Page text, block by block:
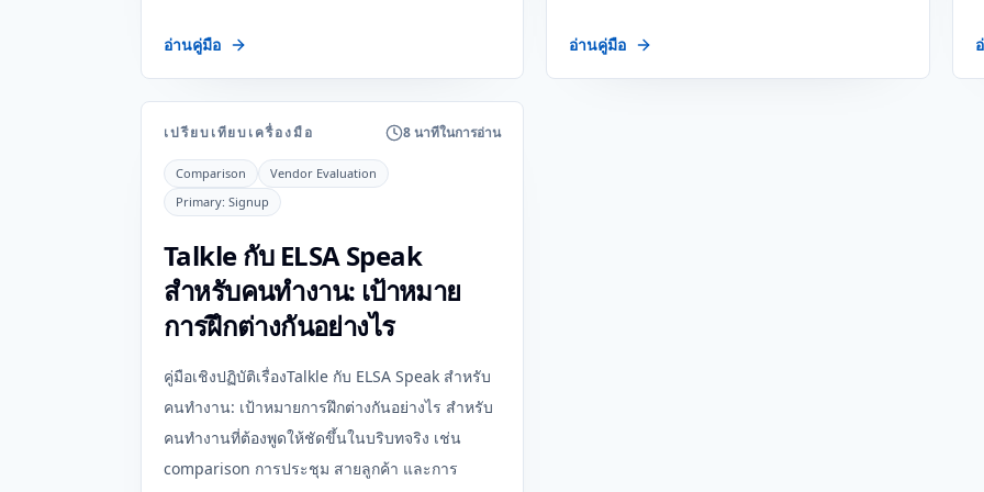
อ่านคู่มือ อ่านคู่มือ
เปรียบเทียบเครื่องมือ 8 นาทีในการอ่าน
Comparison
Vendor Evaluation
Primary: Signup
Talkle กับ ELSA Speak
สำหรับคนทำงาน: เป้าหมาย
การฝึกต่างกันอย่างไร
คู่มือเชิงปฏิบัติเรื่องTalkle กับ ELSA Speak สำหรับ
คนทำงาน: เป้าหมายการฝึกต่างกันอย่างไร สำหรับ
คนทำงานที่ต้องพูดให้ชัดขึ้นในบริบทจริง เช่น
comparison การประชุม สายลูกค้า และการ